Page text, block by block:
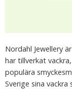
Nordahl Jewellery
har tillverkat
populära
Sverige sina vackra